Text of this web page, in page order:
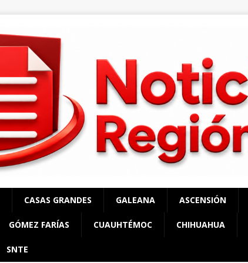
CASAS GRANDES GALEANA ASCENSIÓN
GÓMEZ FARÍAS CUAUHTÉMOC CHIHUAHUA
SNTE